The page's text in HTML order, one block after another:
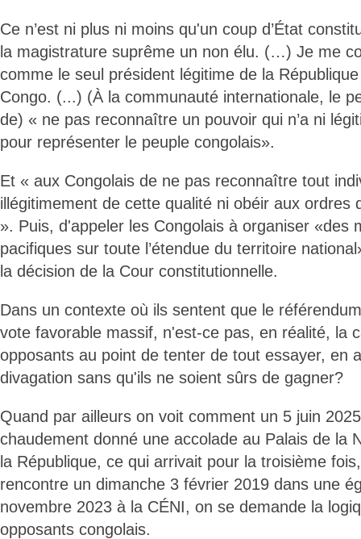
Ce n’est ni plus ni moins qu'un coup d’État
la magistrature suprême un non élu. (…) Je me
comme le seul président légitime de la
Congo. (...) (À la communauté internationale, le
de) « ne pas reconnaître un pouvoir qui n’a ni
pour représenter le peuple congolais».
Et « aux Congolais de ne pas reconnaître tout
illégitimement de cette qualité ni obéir aux ordres
». Puis, d'appeler les Congolais à organiser «des
pacifiques sur toute l’étendue du territoire
la décision de la Cour constitutionnelle.
Dans un contexte où ils sentent que le
vote favorable massif, n'est-ce pas, en réalité, la
opposants au point de tenter de tout essayer, en
divagation sans qu'ils ne soient sûrs de gagner?
Quand par ailleurs on voit comment un 5 juin
chaudement donné une accolade au Palais de la
la République, ce qui arrivait pour la troisième
rencontre un dimanche 3 février 2019 dans une
novembre 2023 à la CÉNI, on se demande la
opposants congolais.